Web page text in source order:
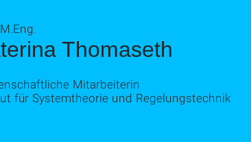
Thomaseth
Mitarbeiterin
für Systemtheorie und Regelungstechnik